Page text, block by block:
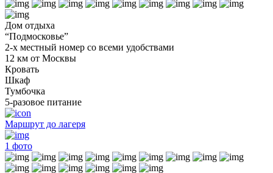
Дом отдыха
“Подмосковье”
2-х местный номер со всеми удобствами
12 км от Москвы
Кровать
Шкаф
Тумбочка
5-разовое питание
Маршрут до лагеря
1 фото